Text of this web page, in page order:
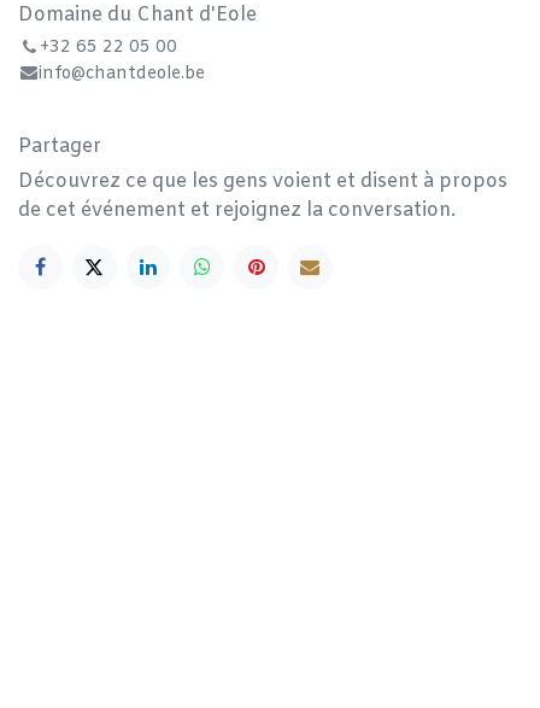
Domaine du Chant d'Eole
+32 65 22 05 00
info@chantdeole.be
Partager
Découvrez ce que les gens voient et disent à propos
de cet événement et rejoignez la conversation.